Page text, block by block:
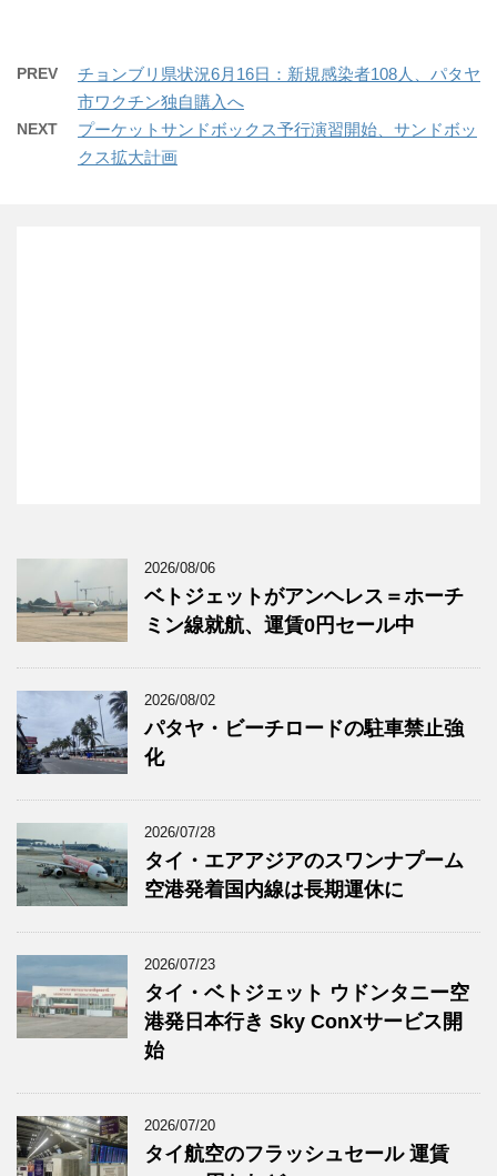
PREV
チョンブリ県状況6月16日：新規感染者108人、パタヤ
市ワクチン独自購入へ
NEXT
プーケットサンドボックス予行演習開始、サンドボッ
クス拡大計画
2026/08/06
ベトジェットがアンヘレス＝ホーチ
ミン線就航、運賃0円セール中
2026/08/02
パタヤ・ビーチロードの駐車禁止強
化
2026/07/28
タイ・エアアジアのスワンナプーム
空港発着国内線は長期運休に
2026/07/23
タイ・ベトジェット ウドンタニー空
港発日本行き Sky ConXサービス開
始
2026/07/20
タイ航空のフラッシュセール 運賃